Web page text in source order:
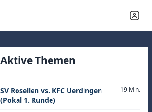
Aktive Themen
SV Rosellen vs. KFC Uerdingen
(Pokal 1. Runde)
19 Min.